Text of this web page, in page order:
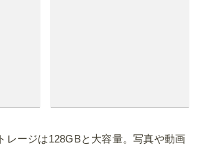
レージは128GBと大容量。写真や動画